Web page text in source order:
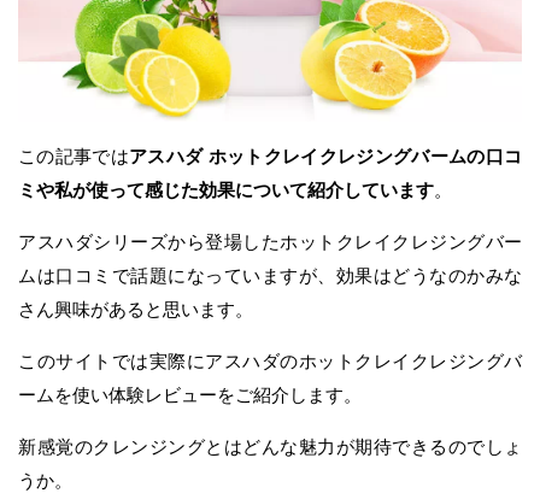
この記事ではアスハダ ホットクレイクレジングバームの口コ
ミや私が使って感じた効果について紹介しています。
アスハダシリーズから登場したホットクレイクレジングバー
ムは口コミで話題になっていますが、効果はどうなのかみな
さん興味があると思います。
このサイトでは実際にアスハダのホットクレイクレジングバ
ームを使い体験レビューをご紹介します。
新感覚のクレンジングとはどんな魅力が期待できるのでしょ
うか。